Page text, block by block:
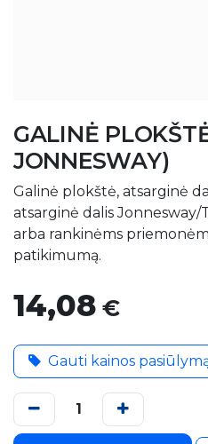
GALINĖ
JONNESWAY)
Galinė plokštė, atsarginė
atsarginė dalis
arba rankinėms
patikimumą.
14,08 €
Gauti kainos